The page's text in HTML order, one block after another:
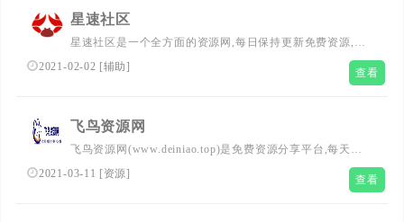
星速社区
星速社区是一个全方面的资源网,每日保持更新免费资源,如
脚本辅助,汉化游戏等,为玩家们提供最新最热的各种资源教
2021-02-02 [辅助] 查看
飞鸟资源网
飞鸟资源网(www.deiniao.top)是免费资源分享平台,每天更
新技术教程、活动线报、实用软件、游戏辅助等,分享最具
2021-03-11 [资源] 查看